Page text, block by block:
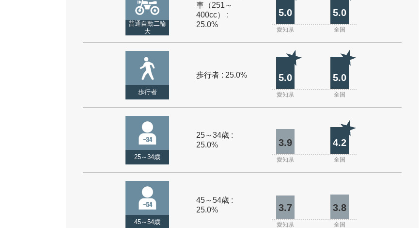
普通自動二輪
大
車（251～
400cc） :
25.0%
5.0 5.0
愛知県 全国
歩行者
歩行者 : 25.0% 5.0 5.0
愛知県 全国
25～34歳
25～34歳 :
25.0%
3.9 4.2
愛知県 全国
45～54歳
45～54歳 :
25.0%
3.7 3.8
愛知県 全国